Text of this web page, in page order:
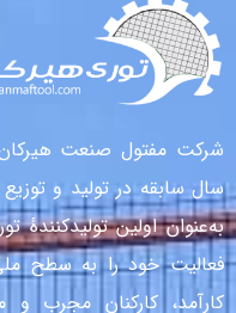
سال سابقه در تولید و
به‌عنوان اولین
فعالیت خود را به سطح
کارآمد، کارکنان مجرب و